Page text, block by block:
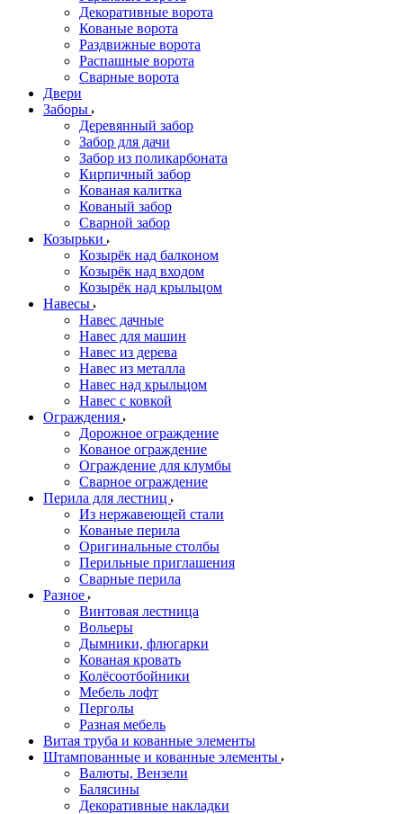
Декоративные ворота
Кованые ворота
Раздвижные ворота
Распашные ворота
Сварные ворота
Двери
Заборы
Деревянный забор
Забор для дачи
Забор из поликарбоната
Кирпичный забор
Кованая калитка
Кованый забор
Сварной забор
Козырьки
Козырёк над балконом
Козырёк над входом
Козырёк над крыльцом
Навесы
Навес дачные
Навес для машин
Навес из дерева
Навес из металла
Навес над крыльцом
Навес с ковкой
Ограждения
Дорожное ограждение
Кованое ограждение
Ограждение для клумбы
Сварное ограждение
Перила для лестниц
Из нержавеющей стали
Кованые перила
Оригинальные столбы
Перильные приглашения
Сварные перила
Разное
Винтовая лестница
Вольеры
Дымники, флюгарки
Кованая кровать
Колёсоотбойники
Мебель лофт
Перголы
Разная мебель
Витая труба и кованные элементы
Штампованные и кованные элементы
Валюты, Вензели
Балясины
Декоративные накладки